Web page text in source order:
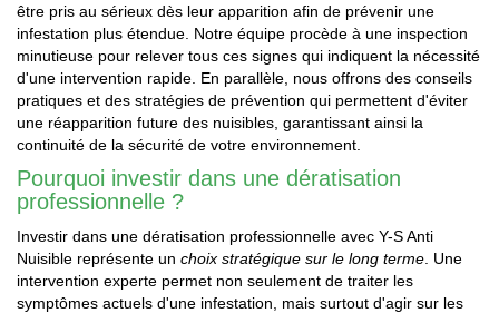
être pris au sérieux dès leur apparition afin de prévenir une
infestation plus étendue. Notre équipe procède à une inspection
minutieuse pour relever tous ces signes qui indiquent la nécessité
d'une intervention rapide. En parallèle, nous offrons des conseils
pratiques et des stratégies de prévention qui permettent d'éviter
une réapparition future des nuisibles, garantissant ainsi la
continuité de la sécurité de votre environnement.
Pourquoi investir dans une dératisation
professionnelle ?
Investir dans une dératisation professionnelle avec Y-S Anti
Nuisible représente un choix stratégique sur le long terme . Une
intervention experte permet non seulement de traiter les
symptômes actuels d'une infestation, mais surtout d'agir sur les